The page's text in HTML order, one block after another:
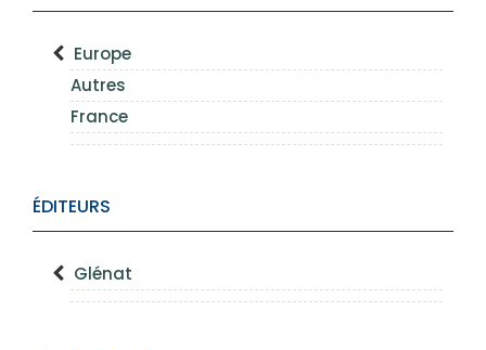
Europe
Autres
France
ÉDITEURS
Glénat